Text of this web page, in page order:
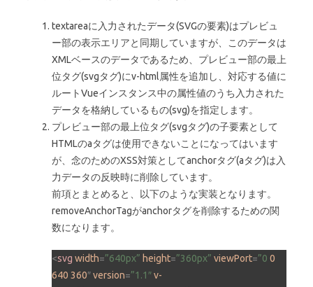
textareaに入力されたデータ(SVGの要素)はプレビュ
ー部の表示エリアと同期していますが、このデータは
XMLベースのデータであるため、プレビュー部の最上
位タグ(svgタグ)にv-html属性を追加し、対応する値に
ルートVueインスタンス中の属性値のうち入力された
データを格納しているもの(svg)を指定します。
プレビュー部の最上位タグ(svgタグ)の子要素として
HTMLのaタグは使用できないことになってはいます
が、念のためのXSS対策としてanchorタグ(aタグ)は入
力データの反映時に削除しています。
前項とまとめると、以下のような実装となります。
removeAnchorTagがanchorタグを削除するための関
数になります。
<svg width=”640px” height=”360px” viewPort=”0 0
640 360″ version=”1.1″v-